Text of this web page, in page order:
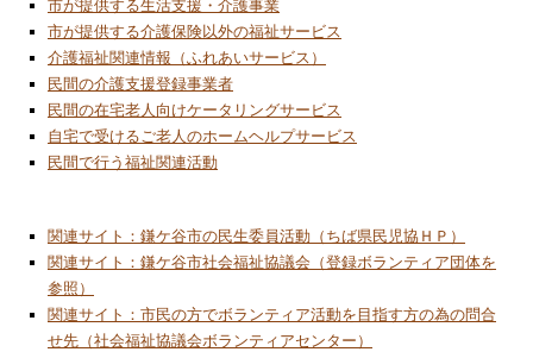
2025/12/1
モノづくりの国
2025/11/1
ソフト・パワー
2025/9/22
中央公民館委託事業「子ども科学ワークショ
2025/9/1
ガストロノミー ツーリズム
2025/8/12
中央公民館委託事業「デジタルワークショッ
市が提供する生活支援・介護事業
市が提供する介護保険以外の福祉サービス
介護福祉関連情報（ふれあいサービス）
民間の介護支援登録事業者
民間の在宅老人向けケータリングサービス
自宅で受けるご老人のホームヘルプサービス
民間で行う福祉関連活動
関連サイト：鎌ケ谷市の民生委員活動（ちば県民児協ＨＰ）
関連サイト：鎌ケ谷市社会福祉協議会（登録ボランティア団体を
参照）
関連サイト：市民の方でボランティア活動を目指す方の為の問合
せ先（社会福祉協議会ボランティアセンター）